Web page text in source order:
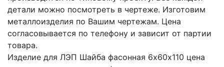
детали можно посмотреть в чертеже. Изготовим
металлоизделия по Вашим чертежам. Цена
согласовывается по телефону и зависит от партии
товара.
Изделие для ЛЭП Шайба фасонная 6х60х110 цена